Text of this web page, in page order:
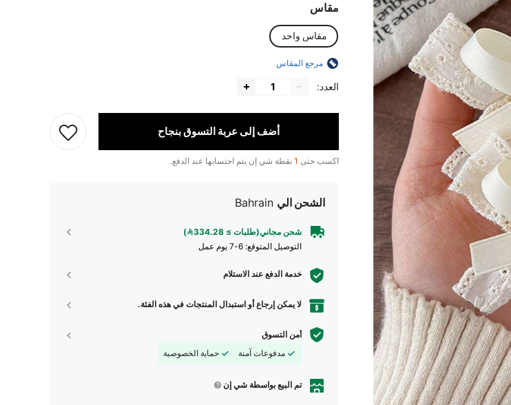
مقاس
مقاس واحد
مرجع المقاس
العدد:
أضف إلى عربة التسوق بنجاح
اكسب حتى 1 نقطة شي إن يتم احتسابها عند الدفع.
الشحن الي Bahrain
شحن مجاني(طلبات ≥ 334.28)
التوصيل المتوقع: 6-7 يوم عمل
خدمة الدفع عند الاستلام
لا يمكن إرجاع أو استبدال المنتجات في هذه الفئة.
أمن التسوق
مدفوعات آمنة
حماية الخصوصية
تم البيع بواسطة شي إن